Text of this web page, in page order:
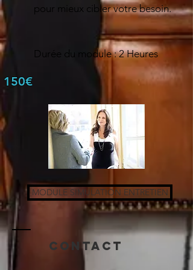
pour mieux cibler votre besoin.
Durée du module : 2 Heures
150€
MODULE SIMULATION ENTRETIEN
Contact